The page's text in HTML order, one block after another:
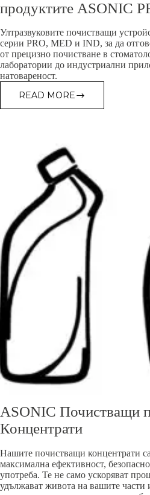
продуктите ASONIC
Ултразвуковите почистващи
серии PRO, MED и IND, за да
от прецизно почистване в
лаборатории до индустриални
натовареност.
READ MORE
РАЗМЕРИ
НА
НА
ПРОДУКТИТЕ
ASONIC
PRO
&
ASONIC Почистващи
Концентрати
Нашите почистващи концентрати
максимална ефективност,
употреба. Те не само ускоряват
удължават живота на вашите части